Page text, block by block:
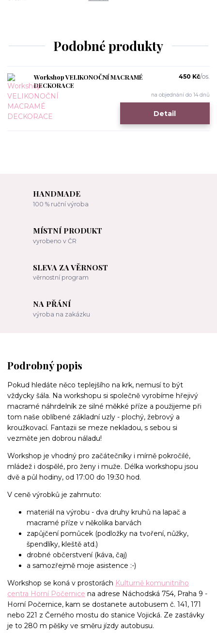
Podobné produkty
Workshop VELIKONOČNÍ MACRAMÉ
DECKORACE
450 Kč/os.
na objednání do 14 dnů
Detail
HANDMADE
100 % ruční výroba
MÍSTNÍ PRODUKT
vyrobeno v ČR
SLEVA ZA VĚRNOST
věrnostní program
NA PŘÁNÍ
výroba na zakázku
Podrobný popis
Pokud hledáte něco teplejšího na krk, nemusí to být
vždycky šála. Na workshopu si společně vyrobíme hřejivý
macramé náhrdelník ze silné měkké příze a použijeme při
tom naše oblíbené základní uzly - plochý, žebrový a
kroužkovací. Fantazii se meze nekladou, s sebou si
vezměte jen dobrou náladu!
Workshop je vhodný pro začátečníky i mírně pokročilé,
mládež i dospělé, pro ženy i muže. Délka workshopu jsou
dvě a půl hodiny, od 17:00 do 19:30 hod.
V ceně výrobků je zahrnuto:
materiál na výrobu - dva druhy kruhů na lapač a
macramé příze v několika barvách
zapůjčení pomůcek (podložky na tvoření, nůžky,
špendlíky, kleště atd.)
drobné občerstvení (káva, čaj)
a samozřejmě moje asistence :-)
Workshop se koná v prostorách Kulturně komunitního
centra Horní Počernice na adrese Náchodská 754, Praha 9 -
Horní Počernice, kam se dostanete autobusem č. 141, 171
nebo 221 z Černého mostu do stanice Vojická. Ze zastávky
je to 280 m pěšky ve směru jízdy autobusu.